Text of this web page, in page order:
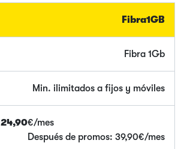
Fibra1GB
Fibra 1Gb
Min. ilimitados a fijos y móviles
24,90€/mes
Después de promos: 39,90€/mes